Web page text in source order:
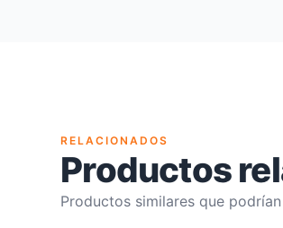
RELACIONADOS
Productos
Productos similares que